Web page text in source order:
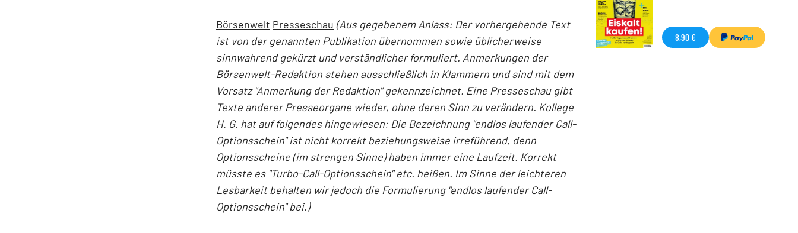
Börsenwelt Presseschau (Aus gegebenem Anlass: Der vorhergehende Text
ist von der genannten Publikation übernommen sowie üblicherweise
sinnwahrend gekürzt und verständlicher formuliert. Anmerkungen der
Börsenwelt-Redaktion stehen ausschließlich in Klammern und sind mit dem
Vorsatz "Anmerkung der Redaktion" gekennzeichnet. Eine Presseschau gibt
Texte anderer Presseorgane wieder, ohne deren Sinn zu verändern. Kollege
H. G. hat auf folgendes hingewiesen: Die Bezeichnung "endlos laufender Call-
Optionsschein" ist nicht korrekt beziehungsweise irreführend, denn
Optionsscheine (im strengen Sinne) haben immer eine Laufzeit. Korrekt
müsste es "Turbo-Call-Optionsschein" etc. heißen. Im Sinne der leichteren
Lesbarkeit behalten wir jedoch die Formulierung "endlos laufender Call-
Optionsschein" bei.)
8,90 €